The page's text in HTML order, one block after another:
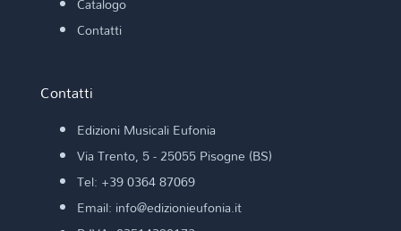
Contatti
Contatti
Edizioni Musicali Eufonia
Via Trento, 5 - 25055 Pisogne (BS)
Tel: +39 0364 87069
Email: info@edizionieufonia.it